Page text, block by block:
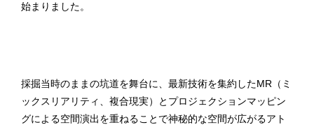
始まりました。
採掘当時のままの坑道を舞台に、最新技術を集約したMR（ミ
ックスリアリティ、複合現実）とプロジェクションマッピン
グによる空間演出を重ねることで神秘的な空間が広がるアト